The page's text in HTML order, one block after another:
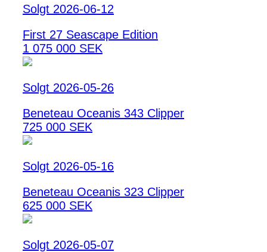
Solgt 2026-06-12
First 27 Seascape Edition
1 075 000 SEK
Solgt 2026-05-26
Beneteau Oceanis 343 Clipper
725 000 SEK
Solgt 2026-05-16
Beneteau Oceanis 323 Clipper
625 000 SEK
Solgt 2026-05-07